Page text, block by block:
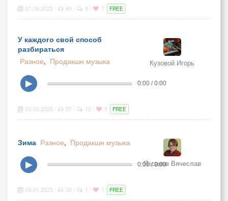
21.06.2025 69 8 7 FREE
У каждого свой способ
разбираться
Разное, Продакшн музыка Кузовой Игорь
▶ 0:00 / 0:00
02.02.2025 37 12 5 FREE
Зима Разное, Продакшн музыка
Яксанов Вячеслав
▶ 0:00 / 0:00
09.01.2025 30 1 1 FREE